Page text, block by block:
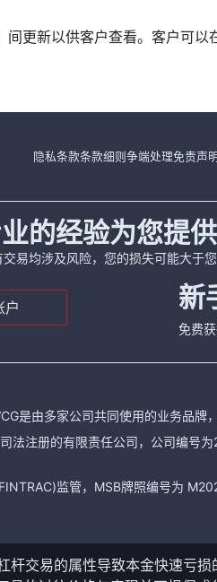
更新以供客户查看。客户可
隐私条款条款细则 争端处理免责声明
的经验为您提
交易均涉及风险，您的损失可能大于您
户 新
免费
是由多家公司共同使用的业务品牌，
法注册的有限责任公司，公司编
监管，MSB牌照编号为
交易的属性导致本金快速亏